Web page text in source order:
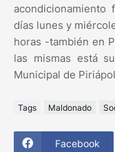
días lunes y
horas -también en
las mismas está
Municipal de
Tags Maldonado
Facebook